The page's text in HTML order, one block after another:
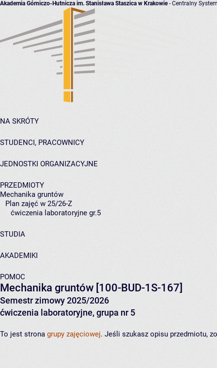
Akademia Górniczo-Hutnicza im. Stanisława Staszica w Krakowie- Centralny
NA SKRÓTY
STUDENCI, PRACOWNICY
JEDNOSTKI ORGANIZACYJNE
PRZEDMIOTY
Mechanika gruntów
Plan zajęć w 25/26-Z
ćwiczenia laboratoryjne gr.5
STUDIA
AKADEMIKI
POMOC
Mechanika gruntów [100-BUD-1S-167]
Semestr zimowy 2025/2026
ćwiczenia laboratoryjne, grupa nr 5
To jest strona grupy zajęciowej. Jeśli szukasz opisu przedmiotu,